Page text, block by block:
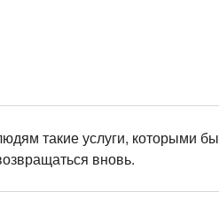
такие услуги, которыми бы
вновь.